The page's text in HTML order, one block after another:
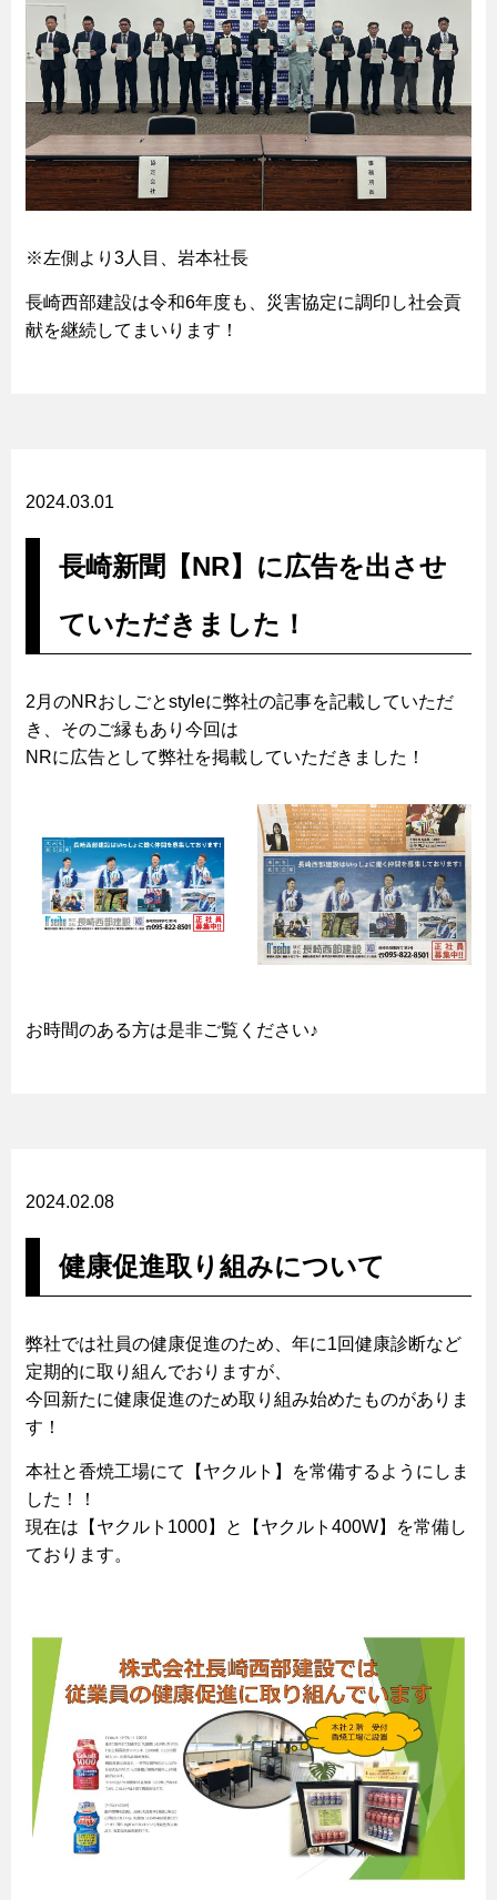
※左側より3人目、岩本社長
長崎西部建設は令和6年度も、災害協定に調印し社会貢
献を継続してまいります！
2024.03.01
長崎新聞【NR】に広告を出させ
ていただきました！
2月のNRおしごとstyleに弊社の記事を記載していただ
き、そのご縁もあり今回は
NRに広告として弊社を掲載していただきました！
お時間のある方は是非ご覧ください♪
2024.02.08
健康促進取り組みについて
弊社では社員の健康促進のため、年に1回健康診断など
定期的に取り組んでおりますが、
今回新たに健康促進のため取り組み始めたものがありま
す！
本社と香焼工場にて【ヤクルト】を常備するようにしま
した！！
現在は【ヤクルト1000】と【ヤクルト400W】を常備し
ております。